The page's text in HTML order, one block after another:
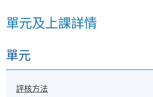
單元及上課詳情
單元
評核方法